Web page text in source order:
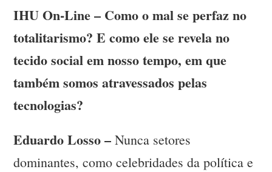
IHU On-Line – Como o mal se perfaz no
totalitarismo? E como ele se revela no
tecido social em nosso tempo, em que
também somos atravessados pelas
tecnologias?
Eduardo Losso – Nunca setores
dominantes, como celebridades da política e